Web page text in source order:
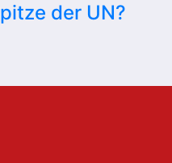
der UN?